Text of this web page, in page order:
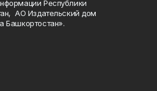
Республики
АО Издательский дом
Башкортостан».